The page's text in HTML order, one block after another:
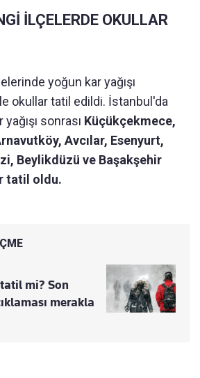
İLÇELERDE OKULLAR
yoğun kar yağışı
okullar tatil edildi. İstanbul'da
sonrası Küçükçekmece,
Avcılar, Esenyurt,
Beylikdüzü ve Başakşehir
tatil oldu.
mi? Son
merakla